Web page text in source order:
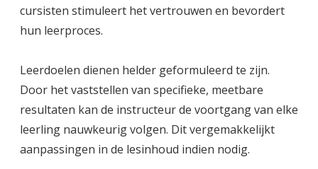
cursisten stimuleert het vertrouwen en bevordert
hun leerproces.
Leerdoelen dienen helder geformuleerd te zijn.
Door het vaststellen van specifieke, meetbare
resultaten kan de instructeur de voortgang van elke
leerling nauwkeurig volgen. Dit vergemakkelijkt
aanpassingen in de lesinhoud indien nodig.